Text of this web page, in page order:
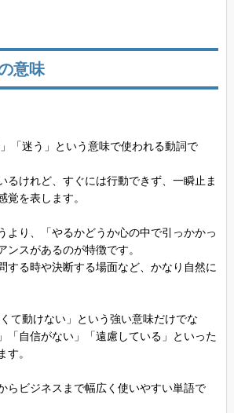
意味
「迷う」という意味で使われる動詞で
るけれど、すぐには行動できず、一瞬止ま
覚を表します。
より、「やるかどうか心の中で引っかかっ
ンスがあるのが特徴です。
する時や決断する場面など、かなり自然に
くて動けない」という強い意味だけでな
「自信がない」「遠慮している」といった
す。
らビジネスまで幅広く使いやすい単語で